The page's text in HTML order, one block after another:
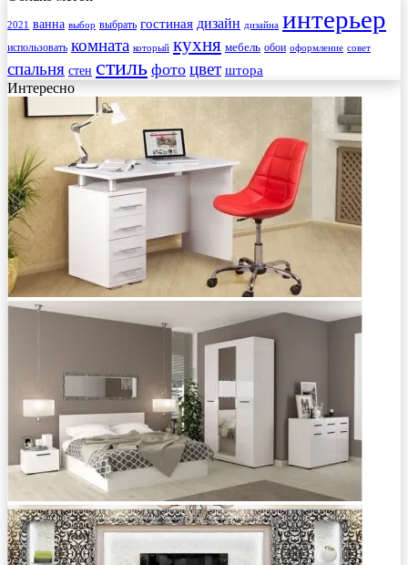
2021 ванна выбор выбрать гостиная дизайн дизайна интерьер
использовать комната который кухня мебель обои оформление совет
спальня стен стиль фото цвет штора
Интересно